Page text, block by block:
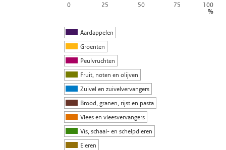
%
Aardappelen
Groenten
Peulvruchten
Fruit, noten en olijven
Zuivel en zuivelvervangers
Brood, granen, rijst en pasta
Vlees en vleesvervangers
Vis, schaal- en schelpdieren
Eieren
0 100
25 50 75